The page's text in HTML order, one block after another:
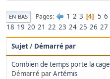
EN BAS Pages 1 2 3 4 5 6
18 19 20 21 22 23 24 25 26 27
Sujet/ Démarré par
Combien de temps porte la cage
Démarré parArtémis